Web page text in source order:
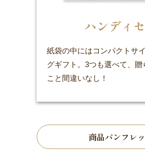
ハンディ
紙袋の中にはコンパクトサ
グギフト。3つも選べて、
こと間違いなし！
商品パンフレ